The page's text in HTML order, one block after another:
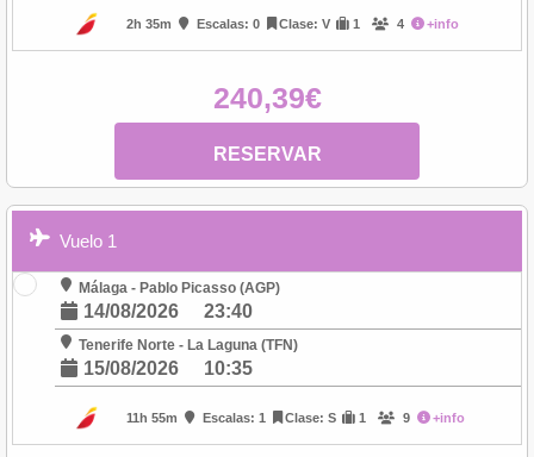
2h 35m Escalas: 0 Clase: V 1 4 +info
240,39€
RESERVAR
Vuelo 1
Málaga - Pablo Picasso (AGP)
14/08/2026 23:40
Tenerife Norte - La Laguna (TFN)
15/08/2026 10:35
11h 55m Escalas: 1 Clase: S 1 9 +info